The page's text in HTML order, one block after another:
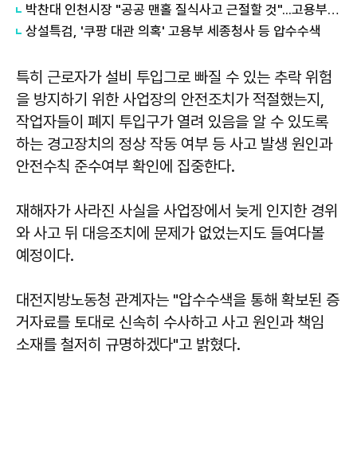
박찬대 인천시장 "공공 맨홀 질식사고 근절할 것"...고용부와 공동대응 선언
상설특검, '쿠팡 대관 의혹' 고용부 세종청사 등 압수수색
특히 근로자가 설비 투입그로 빠질 수 있는 추락 위험
을 방지하기 위한 사업장의 안전조치가 적절했는지,
작업자들이 폐지 투입구가 열려 있음을 알 수 있도록
하는 경고장치의 정상 작동 여부 등 사고 발생 원인과
안전수칙 준수여부 확인에 집중한다.
재해자가 사라진 사실을 사업장에서 늦게 인지한 경위
와 사고 뒤 대응조치에 문제가 없었는지도 들여다볼
예정이다.
대전지방노동청 관계자는 "압수수색을 통해 확보된 증
거자료를 토대로 신속히 수사하고 사고 원인과 책임
소재를 철저히 규명하겠다"고 밝혔다.